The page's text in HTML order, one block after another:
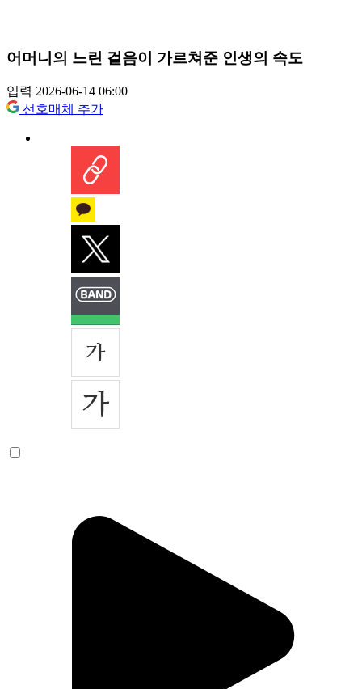
어머니의 느린 걸음이 가르쳐준 인생의 속도
입력 2026-06-14 06:00
선호매체 추가